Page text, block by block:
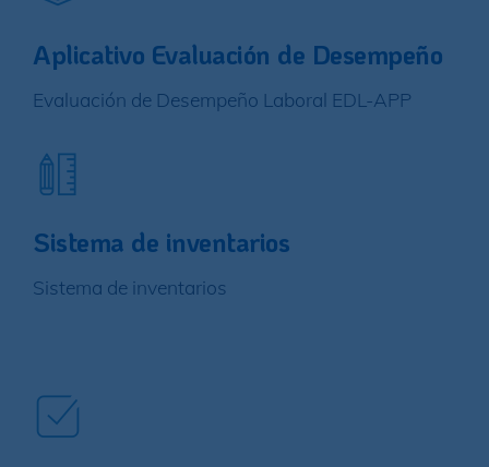
Aplicativo Evaluación de Desempeño
Evaluación de Desempeño Laboral EDL-APP
Sistema de inventarios
Sistema de inventarios